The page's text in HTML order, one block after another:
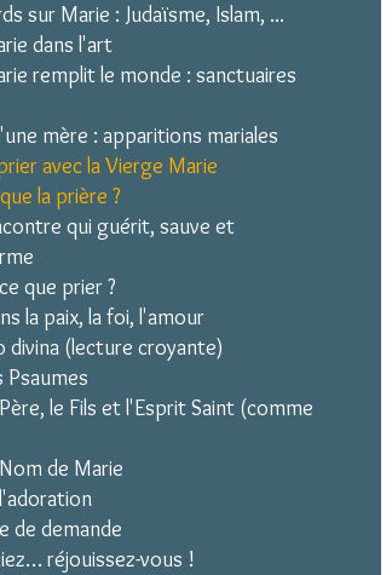
sur Marie : Judaïsme, Islam, ...
dans l'art
remplit le monde : sanctuaires
mère : apparitions mariales
avec la Vierge Marie
la prière ?
qui guérit, sauve et
que prier ?
la paix, la foi, l'amour
divina (lecture croyante)
Psaumes
le Fils et l'Esprit Saint (comme
de Marie
de demande
réjouissez-vous !